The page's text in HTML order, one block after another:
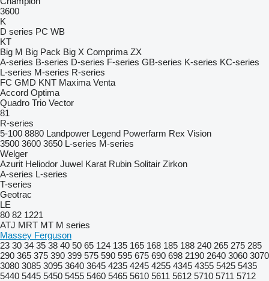
3600
K
D series PC WB
KT
Big M Big Pack Big X Comprima ZX
A-series B-series D-series F-series GB-series K-series KC-series
L-series M-series R-series
FC GMD KNT Maxima Venta
Accord Optima
Quadro Trio Vector
81
R-series
5-100 8880 Landpower Legend Powerfarm Rex Vision
3500 3600 3650 L-series M-series
Welger
Azurit Heliodor Juwel Karat Rubin Solitair Zirkon
A-series L-series
T-series
Geotrac
LE
80 82 1221
ATJ MRT MT M series
Massey Ferguson
23 30 34 35 38 40 50 65 124 135 165 168 185 188 240 265 275 285
290 365 375 390 399 575 590 595 675 690 698 2190 2640 3060 3070
3080 3085 3095 3640 3645 4235 4245 4255 4345 4355 5425 5435
5440 5445 5450 5455 5460 5465 5610 5611 5612 5710 5711 5712